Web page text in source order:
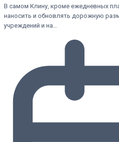
В самом Клину, кроме ежедневных
наносить и обновлять дорожную
учреждений и на…